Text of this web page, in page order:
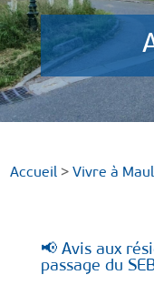
Accueil >Vivre à
📢 Avis aux
passage du